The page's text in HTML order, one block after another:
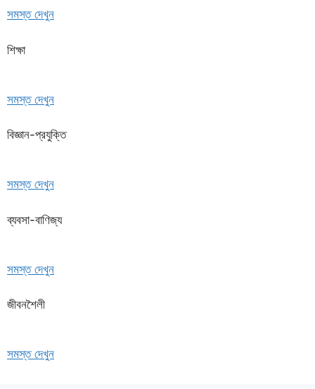
সমস্ত দেখুন
শিক্ষা
সমস্ত দেখুন
বিজ্ঞান-প্রযুক্তি
সমস্ত দেখুন
ব্যবসা-বাণিজ্য
সমস্ত দেখুন
জীবনশৈলী
সমস্ত দেখুন